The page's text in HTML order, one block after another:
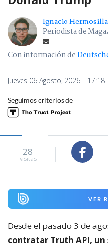
Ignacio Hermosilla
Periodista de
Con información de
Jueves 06 Agosto, 2026 | 17:18
Seguimos criterios de
28
visitas
VER
Desde el pasado 3 de
contratar Truth API, un